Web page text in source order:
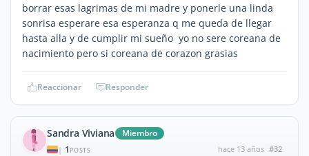
borrar esas lagrimas de mi madre y ponerle una linda
sonrisa esperare esa esperanza q me queda de llegar
hasta alla y de cumplir mi sueño yo no sere coreana de
nacimiento pero si coreana de corazon grasias
Reaccionar Responder
Sandra Viviana Miembro
| 1 POSTS hace 13 años #32